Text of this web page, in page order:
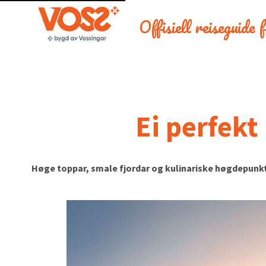
Offisiell reiseguide
Ei perfekt
Høge toppar, smale fjordar og kulinariske